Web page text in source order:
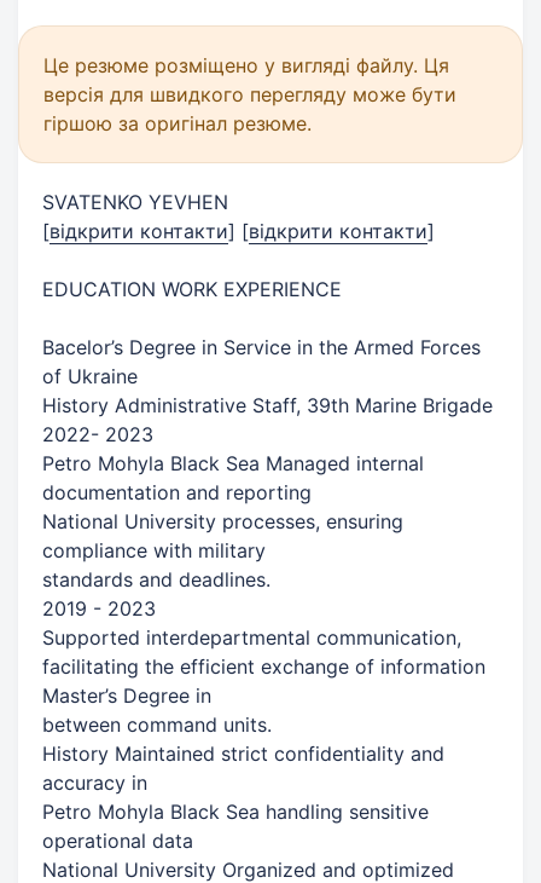
Це резюме розміщено у вигляді файлу. Ця
версія для швидкого перегляду може бути
гіршою за оригінал резюме.
SVATENKO YEVHEN
[відкрити контакти] [відкрити контакти]
EDUCATION WORK EXPERIENCE
Bacelor’s Degree in Service in the Armed Forces
of Ukraine
History Administrative Staff, 39th Marine Brigade
2022- 2023
Petro Mohyla Black Sea Managed internal
documentation and reporting
National University processes, ensuring
compliance with military
standards and deadlines.
2019 - 2023
Supported interdepartmental communication,
facilitating the efficient exchange of information
Master’s Degree in
between command units.
History Maintained strict confidentiality and
accuracy in
Petro Mohyla Black Sea handling sensitive
operational data
National University Organized and optimized